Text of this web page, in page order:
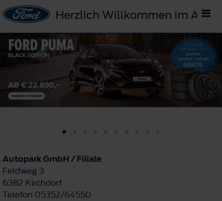
Herzlich Willkommen im
Autopark GmbH / Filiale
Feldweg 3
6382 Kirchdorf
Telefon 05352/64550